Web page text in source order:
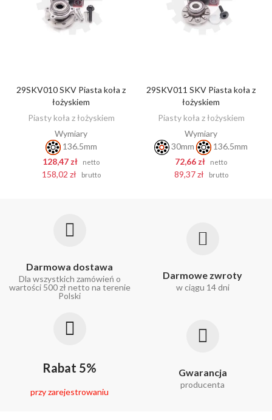
DODAJ DO KOSZYKA
29SKV010 SKV Piasta koła z
łożyskiem
Piasty koła z łożyskiem
Wymiary
136.5mm
128,47 zł
netto
158,02 zł brutto
DODAJ DO KOSZYKA
29SKV011 SKV Piasta koła z
łożyskiem
Piasty koła z łożyskiem
Wymiary
30mm
136.5mm
72,66 zł
netto
89,37 zł brutto
Darmowa dostawa
Dla wszystkich zamówień o
wartości 500 zł netto na terenie
Polski
Darmowe zwroty
w ciągu 14 dni
Rabat 5%
przy zarejestrowaniu
Gwarancja
producenta